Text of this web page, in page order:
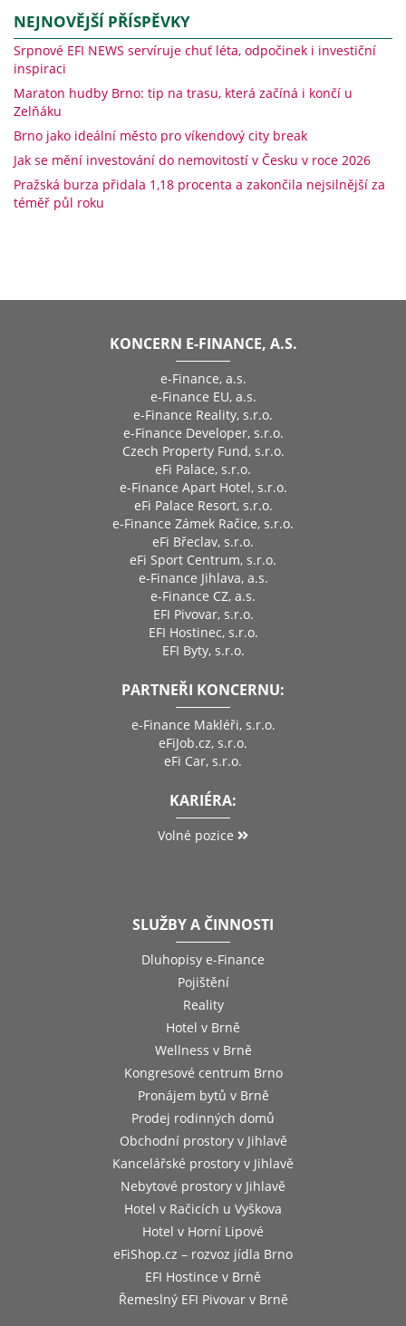
NEJNOVĚJŠÍ PŘÍSPĚVKY
Srpnové EFI NEWS servíruje chuť léta, odpočinek i investiční
inspiraci
Maraton hudby Brno: tip na trasu, která začíná i končí u
Zelňáku
Brno jako ideální město pro víkendový city break
Jak se mění investování do nemovitostí v Česku v roce 2026
Pražská burza přidala 1,18 procenta a zakončila nejsilnější za
téměř půl roku
KONCERN E-FINANCE, A.S.
e-Finance, a.s.
e-Finance EU, a.s.
e-Finance Reality, s.r.o.
e-Finance Developer, s.r.o.
Czech Property Fund, s.r.o.
eFi Palace, s.r.o.
e-Finance Apart Hotel, s.r.o.
eFi Palace Resort, s.r.o.
e-Finance Zámek Račice, s.r.o.
eFi Břeclav, s.r.o.
eFi Sport Centrum, s.r.o.
e-Finance Jihlava, a.s.
e-Finance CZ, a.s.
EFI Pivovar, s.r.o.
EFI Hostinec, s.r.o.
EFI Byty, s.r.o.
PARTNEŘI KONCERNU:
e-Finance Makléři, s.r.o.
eFiJob.cz, s.r.o.
eFi Car, s.r.o.
KARIÉRA:
Volné pozice
SLUŽBY A ČINNOSTI
Dluhopisy e-Finance
Pojištění
Reality
Hotel v Brně
Wellness v Brně
Kongresové centrum Brno
Pronájem bytů v Brně
Prodej rodinných domů
Obchodní prostory v Jihlavě
Kancelářské prostory v Jihlavě
Nebytové prostory v Jihlavě
Hotel v Račicích u Vyškova
Hotel v Horní Lipové
eFiShop.cz – rozvoz jídla Brno
EFI Hostince v Brně
Řemeslný EFI Pivovar v Brně